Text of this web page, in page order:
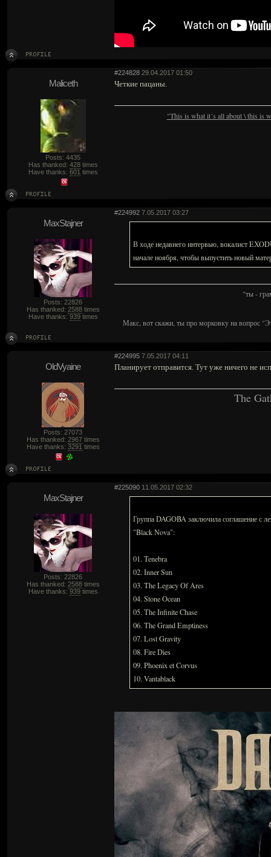
#224828 29.04.2017 01:50
Maliceth
Posts: 4435
Has thanked: 428times
Have thanks: 601 times
Четкие пацаны.
"This is what it´s all about \ this is
#224992 7.05.2017 03:27
MaxStajner
Posts: 22826
Has thanked: 2588times
Have thanks: 939times
В ходе недавнего интервью, вокалист
начале ноября, чтобы выпустить новый
"ты -
Макс, вот скажи, ты про морковку на вопрос
#224995 7.05.2017 04:11
OldVyaine
Posts: 27073
Has thanked: 2967times
Have thanks: 3291 times
Планирует отправится. Тут уже ничего не
The
#225090 11.05.2017 02:32
MaxStajner
Posts: 22826
Has thanked: 2588times
Have thanks: 939times
Группа DAGOBA заключила соглашение с
"Black Nova":
01. Tenebra
02. Inner Sun
03. The Legacy Of Ares
04. Stone Ocean
05. The Infinite Chase
06. The Grand Emptiness
07. Lost Gravity
08. Fire Dies
09. Phoenix et Corvus
10. Vantablack